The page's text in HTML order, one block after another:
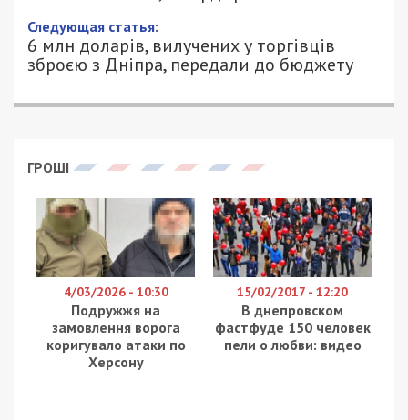
26/01/2024 - 16:30
АННА БАУМАН - СПЕЦИАЛЬНО ДЛЯ
49000.COM.UA
1036
Високопосадовці Міноборони, які на 1,4
мільярди гривень закупили неякісну амуніцію для
армії, підуть під суд, повідомляє